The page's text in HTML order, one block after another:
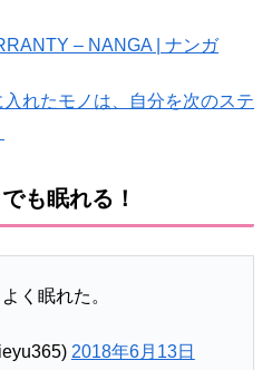
– NANGA | ナンガ
れたモノは、自分を次のステ
も眠れる！
く眠れた。
2018年6月13日